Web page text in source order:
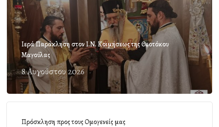
Ιερά Παράκληση στον Ι.Ν. Κοιμήσεως της Θεοτόκου
Μαγούλας
8 Αυγούστου 2026
Πρόσκληση προς τους Ομογενείς μας